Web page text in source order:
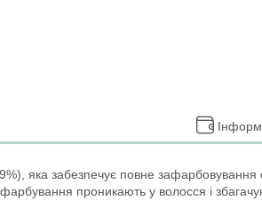
яка забезпечує повне зафарбовування
проникають у волосся і